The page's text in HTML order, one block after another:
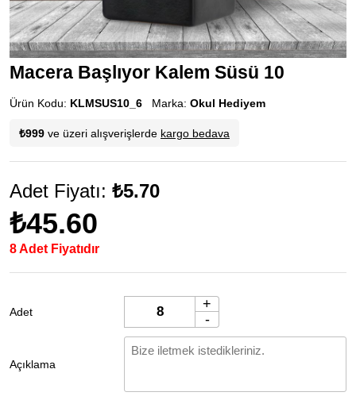
Macera Başlıyor Kalem Süsü 10
Ürün Kodu: KLMSUS10_6 Marka: Okul Hediyem
₺999 ve üzeri alışverişlerde kargo bedava
Adet Fiyatı: ₺5.70
₺45.60
8 Adet Fiyatıdır
Adet
+
-
Açıklama